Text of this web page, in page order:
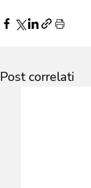
Post correlati